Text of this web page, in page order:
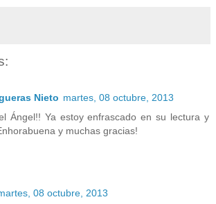
Nieto martes, 08 octubre, 2013
Ángel!! Ya estoy enfrascado en su lectura y
y muchas gracias!
08 octubre, 2013